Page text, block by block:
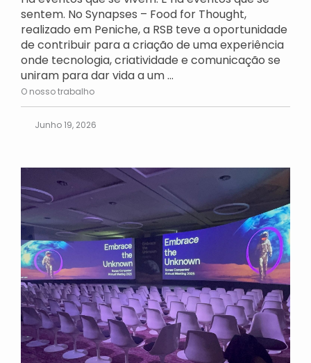
sentem. No Synapses – Food for Thought,
realizado em Peniche, a RSB teve a oportunidade
de contribuir para a criação de uma experiência
onde tecnologia, criatividade e comunicação se
uniram para dar vida a um ...
O nosso trabalho
Junho 19, 2026